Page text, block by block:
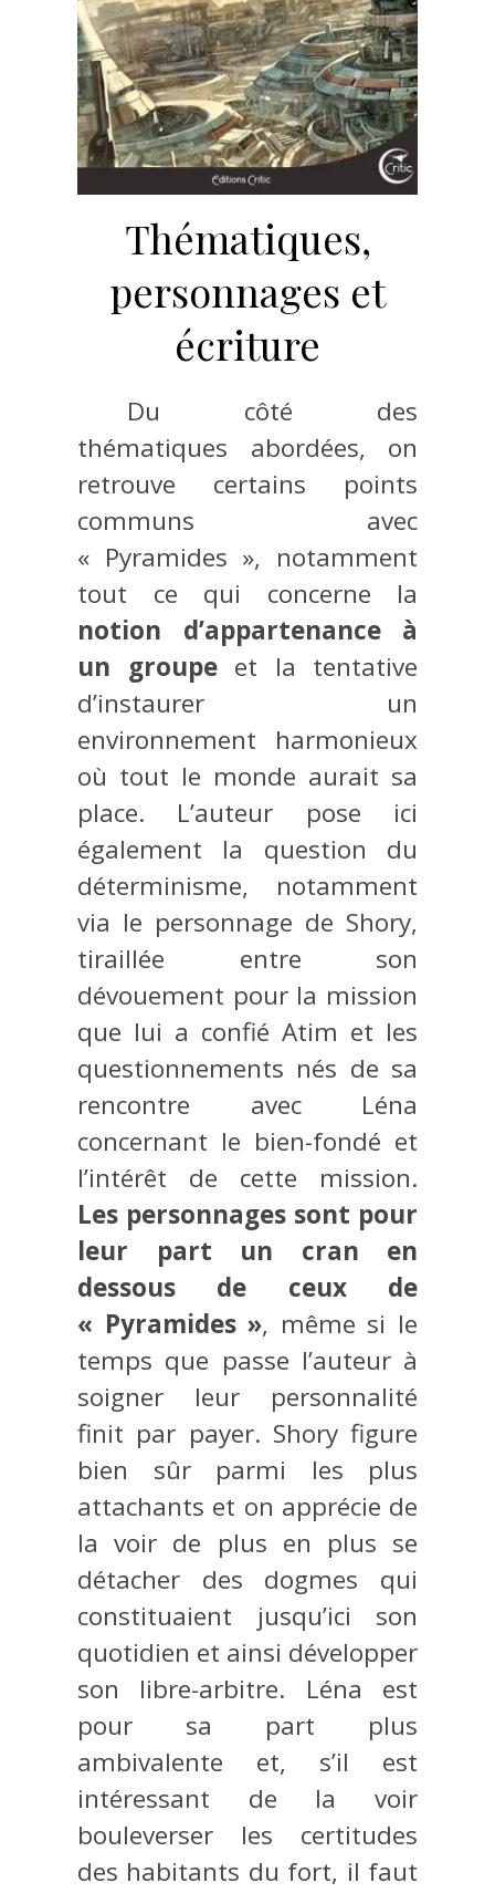
Thématiques,
personnages et
écriture
Du côté des
thématiques abordées, on
retrouve certains points
communs avec
« Pyramides », notamment
tout ce qui concerne la
notion d’appartenance à
un groupe et la tentative
d’instaurer un
environnement harmonieux
où tout le monde aurait sa
place. L’auteur pose ici
également la question du
déterminisme, notamment
via le personnage de Shory,
tiraillée entre son
dévouement pour la mission
que lui a confié Atim et les
questionnements nés de sa
rencontre avec Léna
concernant le bien-fondé et
l’intérêt de cette mission.
Les personnages sont pour
leur part un cran en
dessous de ceux de
« Pyramides », même si le
temps que passe l’auteur à
soigner leur personnalité
finit par payer. Shory figure
bien sûr parmi les plus
attachants et on apprécie de
la voir de plus en plus se
détacher des dogmes qui
constituaient jusqu’ici son
quotidien et ainsi développer
son libre-arbitre. Léna est
pour sa part plus
ambivalente et, s’il est
intéressant de la voir
bouleverser les certitudes
des habitants du fort, il faut